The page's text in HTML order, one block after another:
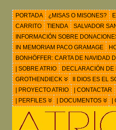
PORTADA ¿MISAS O MISONES?
CARRITO
TIENDA SALVADOR
INFORMACIÓN SOBRE
IN MEMORIAM PACO GRAMAGE
BONHÖFFER: CARTA DE NAVIDAD
| SOBRE ATRIO
DECLARACIÓN
GROTHENDIECK
II DIOS ES EL
| PROYECTO ATRIO
| CONTACTAR
| PERFILES
| DOCUMENTOS